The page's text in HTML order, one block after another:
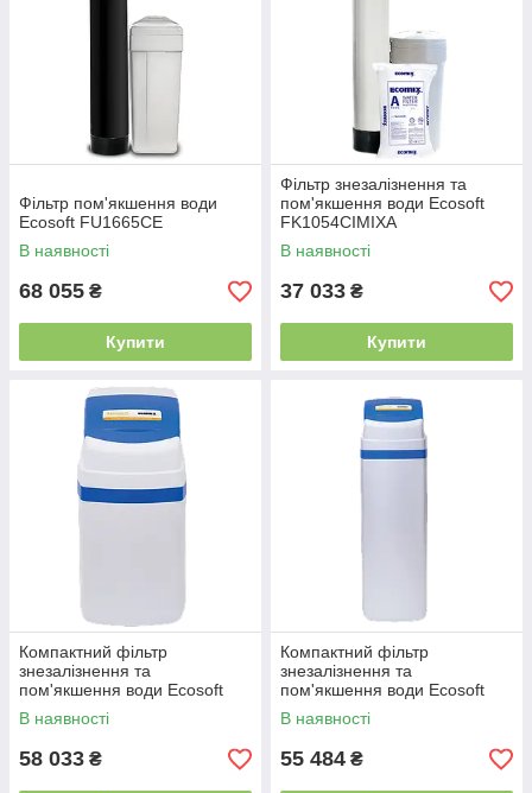
Фільтр пом'якшення води
Ecosoft FU1665CE
В наявності
68 055 ₴
Купити
Фільтр знезалізнення та
пом'якшення води Ecosoft
FK1054CIMIXA
В наявності
37 033 ₴
Купити
Компактний фільтр
знезалізнення та
пом'якшення води Ecosoft
FK1018CABCEMIXC
В наявності
58 033 ₴
Компактний фільтр
знезалізнення та
пом'якшення води Ecosoft
FK1035CABCEMIXC
В наявності
55 484 ₴